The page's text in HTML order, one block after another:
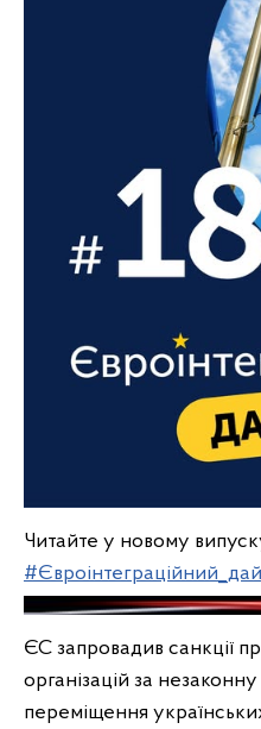
Читайте у новому
ЄС запровадив санкції
організацій за
переміщення